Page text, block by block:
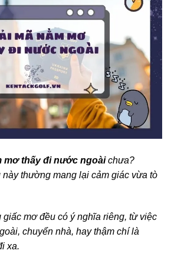
mơ thấy đi nước ngoàichưa?
thường mang lại cảm giác vừa tò
giấc mơ đều có ý nghĩa riêng, từ việc
chuyển nhà, hay thậm chí là
xa.